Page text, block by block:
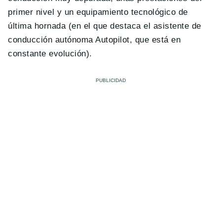
primer nivel y un equipamiento tecnológico de
última hornada (en el que destaca el asistente de
conducción autónoma Autopilot, que está en
constante evolución).